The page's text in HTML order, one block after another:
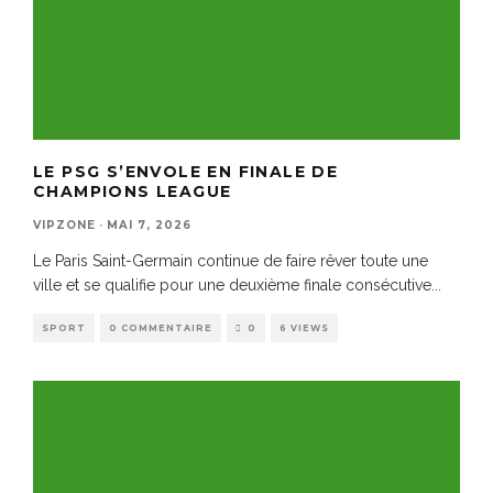
LE PSG S’ENVOLE EN FINALE DE
CHAMPIONS LEAGUE
VIPZONE · MAI 7, 2026
Le Paris Saint-Germain continue de faire rêver toute une
ville et se qualifie pour une deuxième finale consécutive...
SPORT 0 COMMENTAIRE 0 6 VIEWS